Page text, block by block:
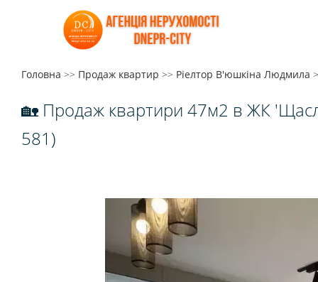
Головна >> Продаж квартир >> Ріелтор В'юшкіна Людмила
🏡 Продаж квартири 47м2 в ЖК
581)